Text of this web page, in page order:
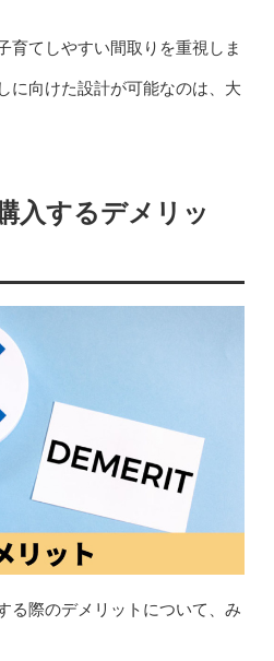
育てしやすい間取りを重視しま
に向けた設計が可能なのは、大
入するデメリッ
る際のデメリットについて、み